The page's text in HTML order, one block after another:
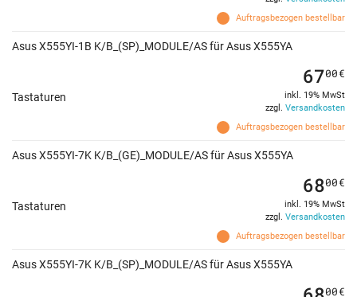
Auftragsbezogen bestellbar
Asus X555YI-1B K/B_(SP)_MODULE/AS für Asus X555YA
Tastaturen
Auftragsbezogen bestellbar
6700€
inkl. 19% MwSt
zzgl. Versandkosten
Asus X555YI-7K K/B_(GE)_MODULE/AS für Asus X555YA
Tastaturen
Auftragsbezogen bestellbar
6800€
inkl. 19% MwSt
zzgl. Versandkosten
Asus X555YI-7K K/B_(SP)_MODULE/AS für Asus X555YA
00€